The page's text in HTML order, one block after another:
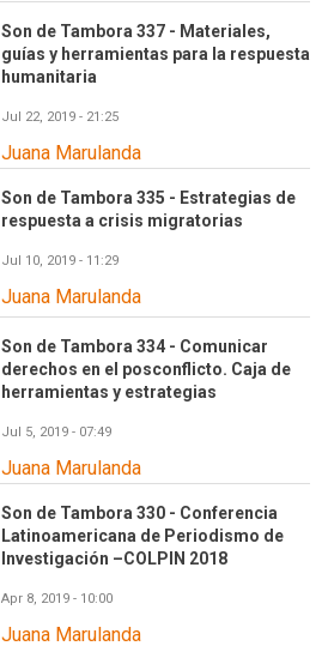
Son de Tambora 337 - Materiales,
guías y herramientas para la respuesta
humanitaria
Jul 22, 2019 - 21:25
Juana Marulanda
Son de Tambora 335 - Estrategias de
respuesta a crisis migratorias
Jul 10, 2019 - 11:29
Juana Marulanda
Son de Tambora 334 - Comunicar
derechos en el posconflicto. Caja de
herramientas y estrategias
Jul 5, 2019 - 07:49
Juana Marulanda
Son de Tambora 330 - Conferencia
Latinoamericana de Periodismo de
Investigación –COLPIN 2018
Apr 8, 2019 - 10:00
Juana Marulanda